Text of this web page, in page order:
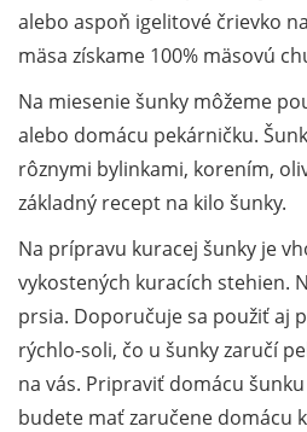
alebo aspoň igelitové črievko
mäsa získame 100% mäsovú
Na miesenie šunky môžeme
alebo domácu pekárničku.
rôznymi bylinkami, korením,
základný recept na kilo šunky.
Na prípravu kuracej šunky je
vykostených kuracích stehien.
prsia. Doporučuje sa použiť aj
rýchlo-soli, čo u šunky zaručí
na vás. Pripraviť domácu
budete mať zaručene domácu